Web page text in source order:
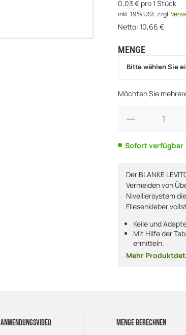
0,03 € pro 1 Stück
inkl. 19% USt.zzgl.
Netto: 10,66 €
MENGE
wählen
Bitte wählen Sie
Möchten Sie
Sofort verfügbar
Der BLANKE
Vermeiden von
Nivelliersystem
Fliesenkleber
Keile und
Mit Hilfe der
ermitteln.
Mehr
ANWENDUNGSVIDEO MENGE BERECHNEN